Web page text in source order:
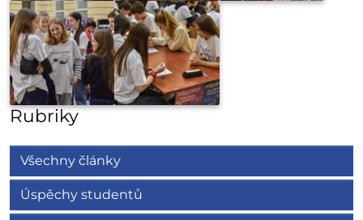
Rubriky
Všechny články
Úspěchy studentů